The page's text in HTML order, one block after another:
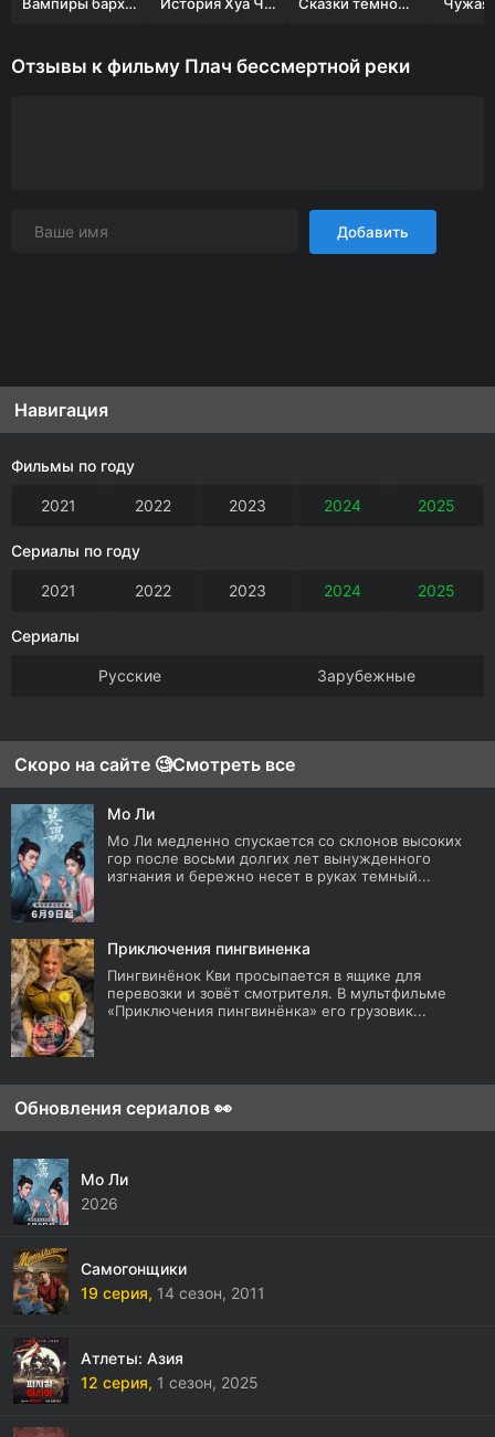
Отзывы к фильму Плач бессмертной реки
Добавить
Навигация
Фильмы по году
2021 2022 2023 2024 2025
Сериалы по году
2021 2022 2023 2024 2025
Сериалы
Русские Зарубежные
Скоро на сайте 🧐Смотреть все
Мо Ли
Мо Ли медленно спускается со склонов высоких
гор после восьми долгих лет вынужденного
изгнания и бережно несет в руках темный...
Приключения пингвиненка
Пингвинёнок Кви просыпается в ящике для
перевозки и зовёт смотрителя. В мультфильме
«Приключения пингвинёнка» его грузовик...
Обновления сериалов 👀
Мо Ли
2026
Самогонщики
19 серия, 14 сезон, 2011
Атлеты: Азия
12 серия, 1 сезон, 2025